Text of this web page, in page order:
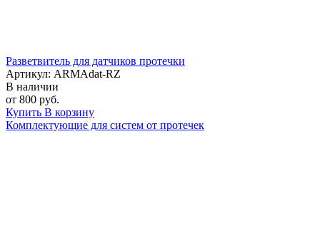
Разветвитель для датчиков протечки
Артикул: ARMAdat-RZ
В наличии
от 800 руб.
Купить В корзину
Комплектующие для систем от протечек